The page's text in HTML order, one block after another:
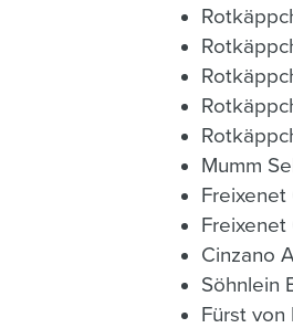
Freixenet
Cinzano
Söhnlein
Fürst von